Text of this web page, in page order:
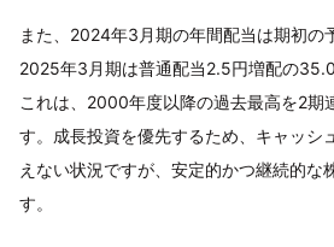
また、2024年3月期の年間配当は期初の
2025年3月期は普通配当2.5円増配の35.0
これは、2000年度以降の過去最高を2期
す。成長投資を優先するため、キャッシ
えない状況ですが、安定的かつ継続的な
す。